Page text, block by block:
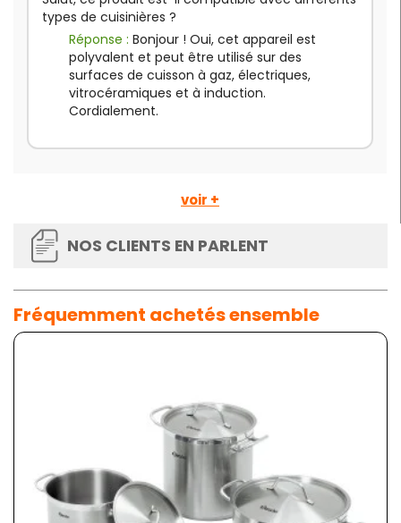
types de cuisinières ?
Réponse : Bonjour ! Oui, cet appareil est
polyvalent et peut être utilisé sur des
surfaces de cuisson à gaz, électriques,
vitrocéramiques et à induction.
Cordialement.
voir +
NOS CLIENTS EN PARLENT
Fréquemment achetés ensemble